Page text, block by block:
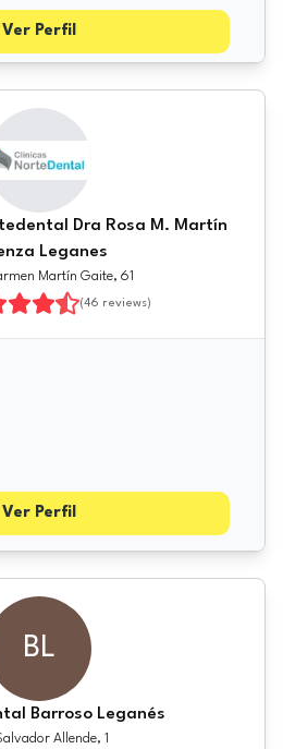
Ver Perfil
Dra Rosa M. Martín
Leganes
Martín Gaite, 61
(46 reviews)
Ver Perfil
BL
Barroso Leganés
Allende, 1